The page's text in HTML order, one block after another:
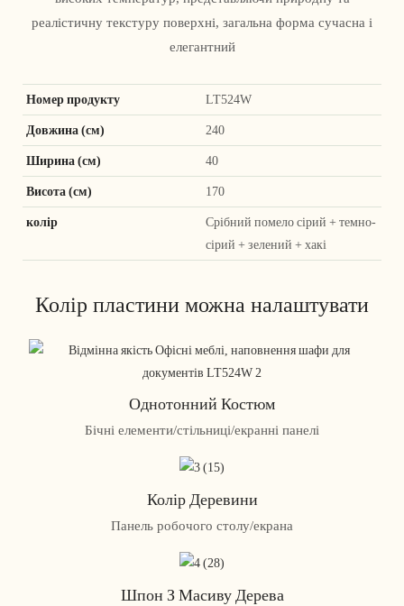
реалістичну текстуру поверхні, загальна форма сучасна і
елегантний
Номер продукту LT524W
Довжина (см) 240
Ширина (см) 40
Висота (см) 170
колір
Срібний помело сірий + темно-
сірий + зелений + хакі
Колір пластини можна налаштувати
Однотонний Костюм
Бічні елементи/стільниці/екранні панелі
Колір Деревини
Панель робочого столу/екрана
Шпон З Масиву Дерева